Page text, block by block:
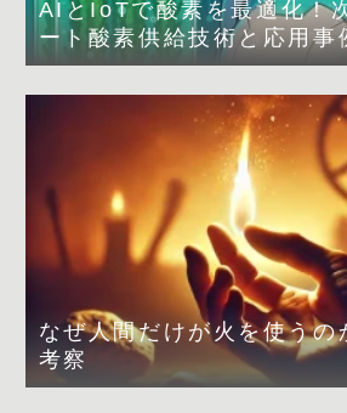
AIとIoTで酸素を最適化！
ート酸素供給技術と応用事
なぜ人間だけが火を使うの
考察